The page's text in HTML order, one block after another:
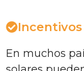
En muchos